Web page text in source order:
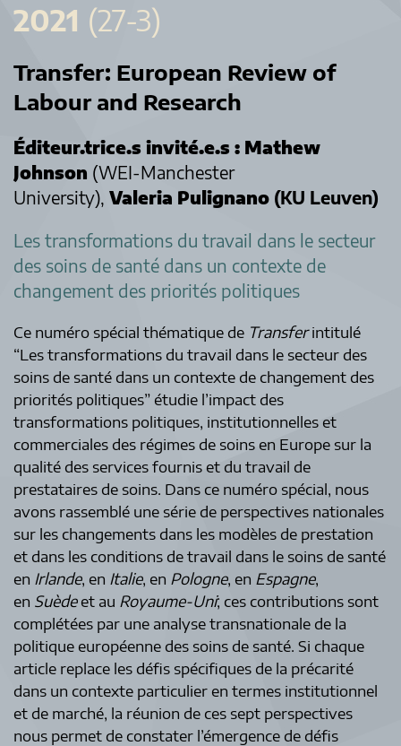
2021 (27-3)
Transfer: European Review of
Labour and Research
Éditeur.trice.s invité.e.s : Mathew
Johnson (WEI-Manchester
University), Valeria Pulignano (KU Leuven)
Les transformations du travail dans le secteur
des soins de santé dans un contexte de
changement des priorités politiques
Ce numéro spécial thématique de Transferintitulé
“Les transformations du travail dans le secteur des
soins de santé dans un contexte de changement des
priorités politiques” étudie l’impact des
transformations politiques, institutionnelles et
commerciales des régimes de soins en Europe sur la
qualité des services fournis et du travail de
prestataires de soins. Dans ce numéro spécial, nous
avons rassemblé une série de perspectives nationales
sur les changements dans les modèles de prestation
et dans les conditions de travail dans le soins de santé
en Irlande, en Italie, en Pologne, en Espagne,
en Suèdeet au Royaume-Uni; ces contributions sont
complétées par une analyse transnationale de la
politique européenne des soins de santé. Si chaque
article replace les défis spécifiques de la précarité
dans un contexte particulier en termes institutionnel
et de marché, la réunion de ces sept perspectives
nous permet de constater l’émergence de défis